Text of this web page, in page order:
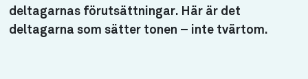
deltagarnas förutsättningar. Här är det
deltagarna som sätter tonen – inte tvärtom.